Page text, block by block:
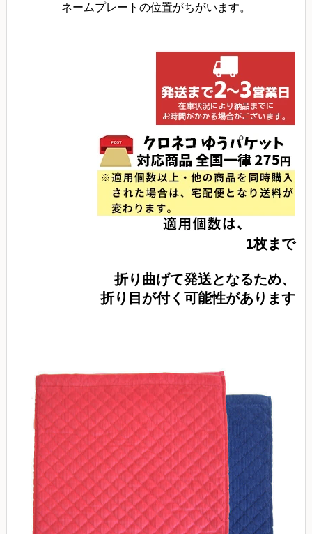
ネームプレートの位置がちがいます。
1枚まで
折り曲げて発送となるため、
折り目が付く可能性があります